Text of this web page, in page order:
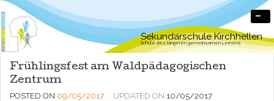
Sekundarschule Kirchhellen
Schule des längeren gemeinsamen Lernens
-
Frühlingsfest am Waldpädagogischen
Zentrum
POSTED ON 09/05/2017 UPDATED ON 10/05/2017